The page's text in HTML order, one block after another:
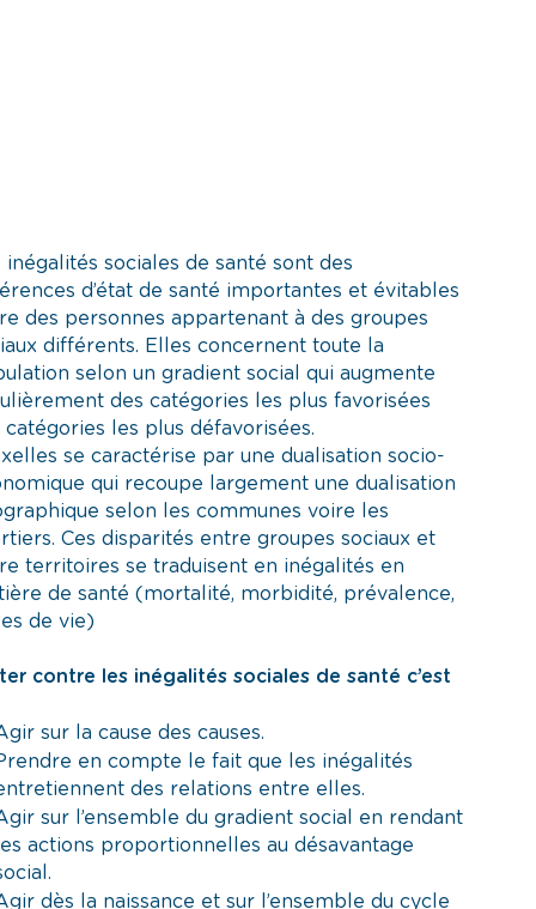
inégalités sociales de santé sont des
d’état de santé importantes et évitables
des personnes appartenant à des groupes
différents. Elles concernent toute la
selon un gradient social qui augmente
des catégories les plus favorisées
catégories les plus défavorisées.
se caractérise par une dualisation socio-
qui recoupe largement une dualisation
selon les communes voire les
Ces disparités entre groupes sociaux et
territoires se traduisent en inégalités en
de santé (mortalité, morbidité, prévalence,
de vie)
contre les inégalités sociales de santé c’est
sur la cause des causes.
en compte le fait que les inégalités
des relations entre elles.
sur l’ensemble du gradient social en rendant
actions proportionnelles au désavantage
dès la naissance et sur l’ensemble du cycle